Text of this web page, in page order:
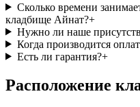
Сколько времени
кладбище Айнат?+
Нужно ли наше
Когда производится
Есть ли гарантия?+
Расположение